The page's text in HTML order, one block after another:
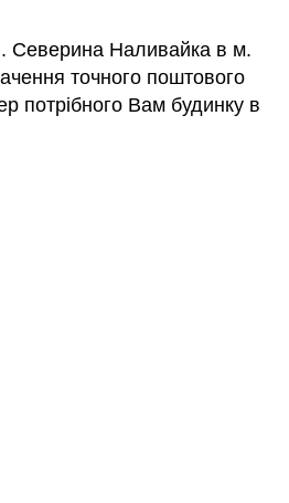
Северина Наливайка в м.
точного поштового
потрібного Вам будинку в